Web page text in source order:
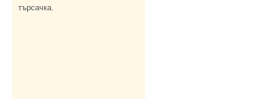
търсачка.